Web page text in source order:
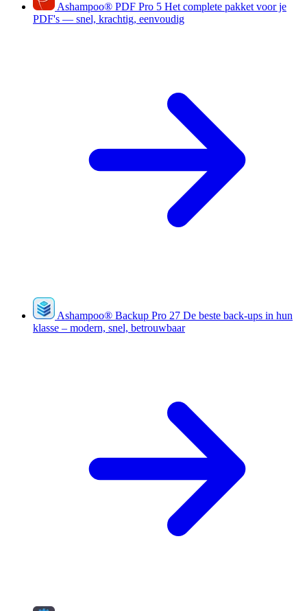
Ashampoo® PDF Pro 5 Het complete pakket voor je
PDF's — snel, krachtig, eenvoudig
Ashampoo® Backup Pro 27 De beste back-ups in hun
klasse – modern, snel, betrouwbaar